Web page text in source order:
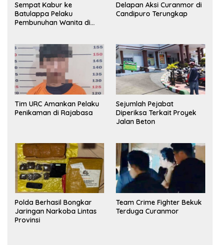
Sempat Kabur ke
Batulappa Pelaku
Pembunuhan Wanita di
Delapan Aksi Curanmor di
Candipuro Terungkap
Tim URC Amankan Pelaku
Penikaman di Rajabasa
Sejumlah Pejabat
Diperiksa Terkait Proyek
Jalan Beton
Polda Berhasil Bongkar
Jaringan Narkoba Lintas
Provinsi
Team Crime Fighter Bekuk
Terduga Curanmor